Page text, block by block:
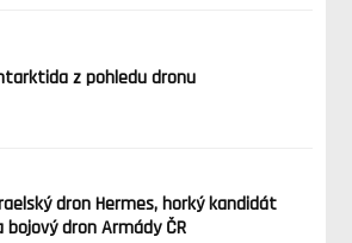
z pohledu dronu
dron Hermes, horký kandidát
bojový dron Armády ČR